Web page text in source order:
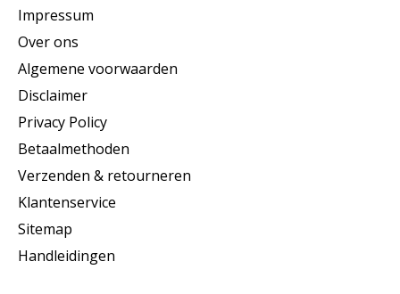
Impressum
Over ons
Algemene voorwaarden
Disclaimer
Privacy Policy
Betaalmethoden
Verzenden & retourneren
Klantenservice
Sitemap
Handleidingen